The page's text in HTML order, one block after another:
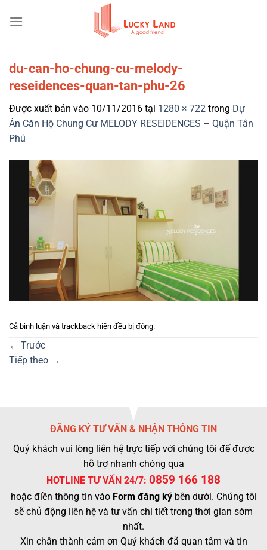
qua
du-can-ho-chung-cu-melody-
reseidences-quan-tan-phu-26
Được xuất bản vào 10/11/2016 tại 1280 × 722 trong Dự
Án Căn Hộ Chung Cư MELODY RESEIDENCES – Quận Tân
Phú
Cả bình luận và trackback hiện đều bị đóng.
← Trước
Tiếp theo →
ĐĂNG KÝ TƯ VẤN & NHẬN THÔNG TIN
Quý khách vui lòng liên hệ trực tiếp với chúng tôi để được
hỗ trợ nhanh chóng qua
HOTLINE TƯ VẤN 24/7: 0859 166 188
hoặc điền thông tin vào Form đăng kýbên dưới. Chúng tôi
sẽ chủ động liên hệ và tư vấn chi tiết trong thời gian sớm
nhất.
Xin chân thành cảm ơn Quý khách đã quan tâm và tin